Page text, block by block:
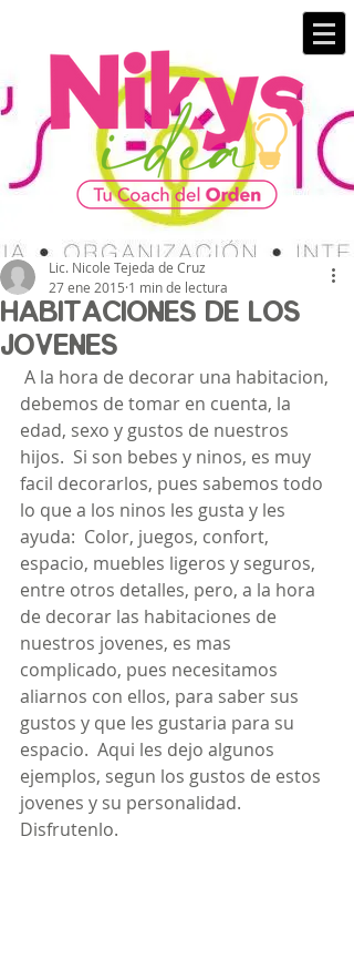
Habitaciones de Los
jóvenes
Lic. Nicole Tejeda de Cruz
27 ene 2015 1 min de lectura
debemos de tomar en cuenta, la
edad, sexo y gustos de nuestros
hijos.  Si son bebes y ninos, es muy
facil decorarlos, pues sabemos todo
lo que a los ninos les gusta y les
ayuda:  Color, juegos, confort,
espacio, muebles ligeros y seguros,
entre otros detalles, pero, a la hora
de decorar las habitaciones de
nuestros jovenes, es mas
complicado, pues necesitamos
aliarnos con ellos, para saber sus
gustos y que les gustaria para su
espacio.  Aqui les dejo algunos
ejemplos, segun los gustos de estos
jovenes y su personalidad.
Disfrutenlo.